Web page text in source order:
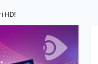
HD!